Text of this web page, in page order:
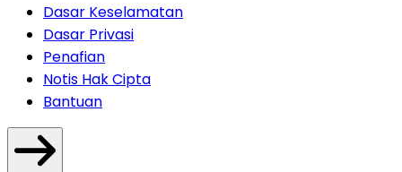
Dasar Keselamatan
Dasar Privasi
Penafian
Notis Hak Cipta
Bantuan